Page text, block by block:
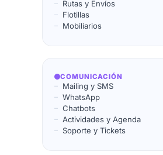
Rutas y Envíos
Flotillas
Mobiliarios
COMUNICACIÓN
Mailing y SMS
WhatsApp
Chatbots
Actividades y Agenda
Soporte y Tickets